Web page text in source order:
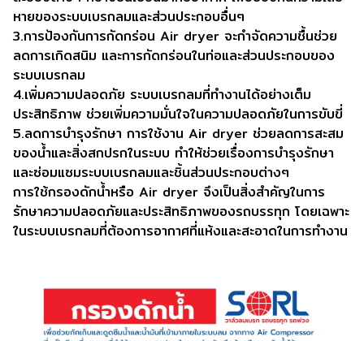
หายของระบบเบรกลมและส่วนประกอบอื่นๆ
3.การป้องกันการกัดกร่อน Air dryer จะกำจัดความชื้นช่วย
ลดการเกิดสนิม และการกัดกร่อนในท่อและส่วนประกอบของ
ระบบเบรกลม
4.เพิ่มความปลอดภัย ระบบเบรกลมที่ทำงานได้อย่างเต็ม
ประสิทธิภาพ ช่วยเพิ่มความมั่นใจในความปลอดภัยในการขับขี่
5.ลดการบำรุงรักษา การใช้งาน Air dryer ช่วยลดการสะสม
ของน้ำและสิ่งสกปรกในระบบ ทำให้ช่วยเรื่องการบำรุงรักษา
และซ่อมแซมระบบเบรกลมและชิ้นส่วนประกอบต่างๆ
การใช้กรองดักน้ำหรือ Air dryer จึงเป็นสิ่งสำคัญในการ
รักษาความปลอดภัยและประสิทธิภาพของรถบรรทุก โดยเฉพาะ
ในระบบเบรกลมที่ต้องการอากาศที่แห้งและสะอาดในการทำงาน